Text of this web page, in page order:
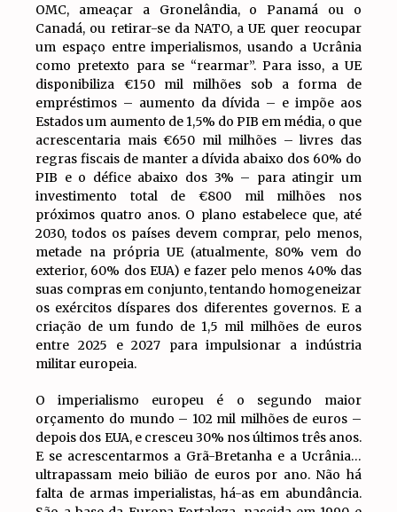
OMC, ameaçar a Gronelândia, o Panamá ou o
Canadá, ou retirar-se da NATO, a UE quer reocupar
um espaço entre imperialismos, usando a Ucrânia
como pretexto para se “rearmar”. Para isso, a UE
disponibiliza €150 mil milhões sob a forma de
empréstimos – aumento da dívida – e impõe aos
Estados um aumento de 1,5% do PIB em média, o que
acrescentaria mais €650 mil milhões – livres das
regras fiscais de manter a dívida abaixo dos 60% do
PIB e o défice abaixo dos 3% – para atingir um
investimento total de €800 mil milhões nos
próximos quatro anos. O plano estabelece que, até
2030, todos os países devem comprar, pelo menos,
metade na própria UE (atualmente, 80% vem do
exterior, 60% dos EUA) e fazer pelo menos 40% das
suas compras em conjunto, tentando homogeneizar
os exércitos díspares dos diferentes governos. E a
criação de um fundo de 1,5 mil milhões de euros
entre 2025 e 2027 para impulsionar a indústria
militar europeia.
O imperialismo europeu é o segundo maior
orçamento do mundo – 102 mil milhões de euros –
depois dos EUA, e cresceu 30% nos últimos três anos.
E se acrescentarmos a Grã-Bretanha e a Ucrânia…
ultrapassam meio bilião de euros por ano. Não há
falta de armas imperialistas, há-as em abundância.